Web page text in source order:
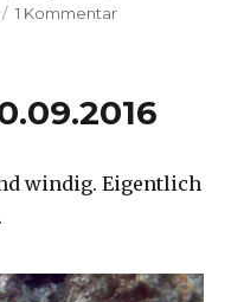
1 Kommentarzu
windig. Eigentlich